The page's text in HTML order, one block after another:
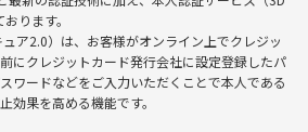
ります。
ア2.0）は、お客様がオンライン上でクレジッ
にクレジットカード発行会社に設定登録したパ
ワードなどをご入力いただくことで本人である
効果を高める機能です。